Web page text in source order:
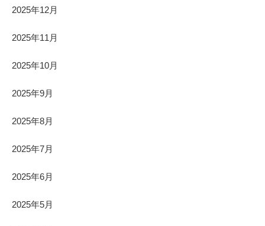
2025年12月
2025年11月
2025年10月
2025年9月
2025年8月
2025年7月
2025年6月
2025年5月